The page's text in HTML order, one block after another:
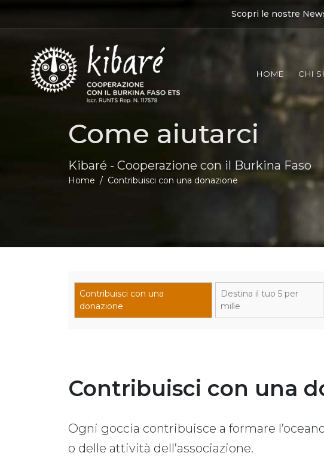
Scopri le nostre
HOME CHI
Come aiutarci
Kibaré - Cooperazione con il Burkina Faso
Home Contribuisci con una donazione
Contribuisci con una
donazione
Destina il tuo 5 per
mille
Contribuisci con una
Ogni goccia contribuisce a formare
o delle attività dell’associazione.